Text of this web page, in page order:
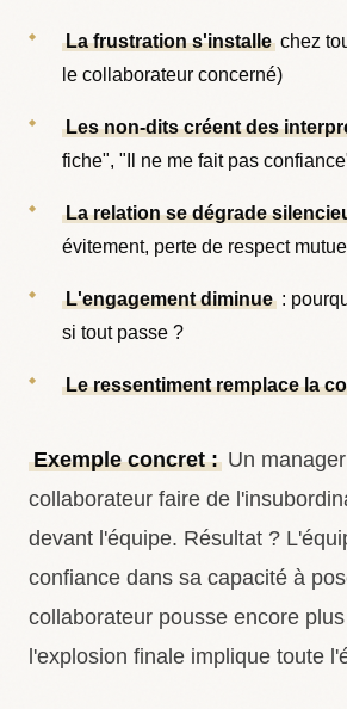
La frustration s'installe chez
le collaborateur concerné)
Les non-dits créent des
fiche", "Il ne me fait pas
La relation se dégrade
évitement, perte de respect mutuel
L'engagement diminue :
si tout passe ?
Le ressentiment remplace la
Exemple concret : Un
collaborateur faire de
devant l'équipe. Résultat ?
confiance dans sa capacité à
collaborateur pousse encore
l'explosion finale implique toute